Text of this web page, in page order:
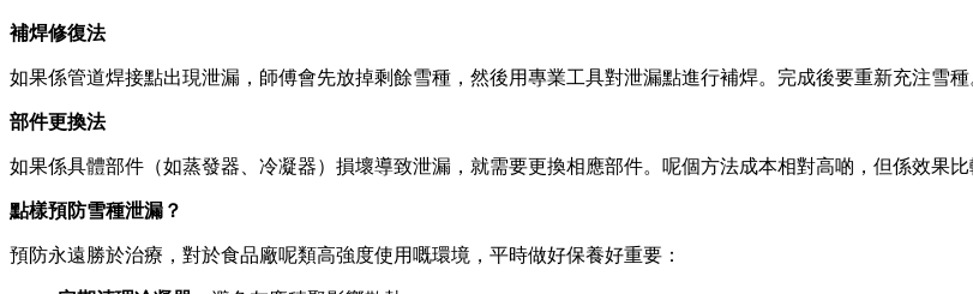
補焊修復法
如果係管道焊接點出現泄漏，師傅會先放掉剩餘雪種，然後用專業工具對泄漏點進行補焊。完成後要重新充注雪種
部件更換法
如果係具體部件（如蒸發器、冷凝器）損壞導致泄漏，就需要更換相應部件。呢個方法成本相對高啲，但係效果比
點樣預防雪種泄漏？
預防永遠勝於治療，對於食品廠呢類高強度使用嘅環境，平時做好保養好重要：